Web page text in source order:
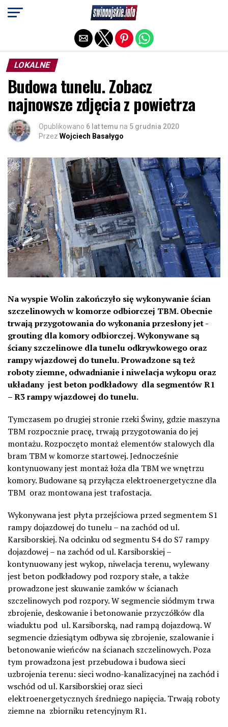
LOKALNE
Budowa tunelu. Zobacz
najnowsze zdjęcia z powietrza
Opublikowano 6 lat temu na 5 grudnia 2020
Przez Wojciech Basałygo
Na wyspie Wolin zakończyło się wykonywanie ścian
szczelinowych w komorze odbiorczej TBM. Obecnie
trwają przygotowania do wykonania przesłony jet -
grouting dla komory odbiorczej. Wykonywane są
ściany szczelinowe dla tunelu odkrywkowego oraz
rampy wjazdowej do tunelu. Prowadzone są też
roboty ziemne, odwadnianie i niwelacja wykopu oraz
układany jest beton podkładowy dla segmentów R1
– R3 rampy wjazdowej do tunelu.
Tymczasem po drugiej stronie rzeki Świny, gdzie maszyna
TBM rozpocznie pracę, trwają przygotowania do jej
montażu. Rozpoczęto montaż elementów stalowych dla
bram TBM w komorze startowej. Jednocześnie
kontynuowany jest montaż łoża dla TBM we wnętrzu
komory. Budowane są przyłącza elektroenergetyczne dla
TBM oraz montowana jest trafostacja.
Wykonywana jest płyta przejściowa przed segmentem S1
rampy dojazdowej do tunelu – na zachód od ul.
Karsiborskiej. Na odcinku od segmentu S4 do S7 rampy
dojazdowej – na zachód od ul. Karsiborskiej –
kontynuowany jest wykop, niwelacja terenu, wylewany
jest beton podkładowy pod rozpory stałe, a także
prowadzone jest skuwanie zamków w ścianach
szczelinowych pod rozpory. W segmencie siódmym trwa
zbrojenie, deskowanie i betonowanie przyczółków dla
wiaduktu pod ul. Karsiborską, nad rampą dojazdową. W
segmencie dziesiątym odbywa się zbrojenie, szalowanie i
betonowanie wieńców na ścianach szczelinowych. Poza
tym prowadzona jest przebudowa i budowa sieci
uzbrojenia terenu: sieci wodno-kanalizacyjnej na zachód i
wschód od ul. Karsiborskiej oraz sieci
elektroenergetycznych średniego napięcia. Trwają roboty
ziemne na zbiorniku retencyjnym R1.
Exit mobile version